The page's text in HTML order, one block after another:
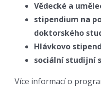
Vědecké a
stipendium na
doktorského
Hlávkovo
sociální studijní
Více informací o